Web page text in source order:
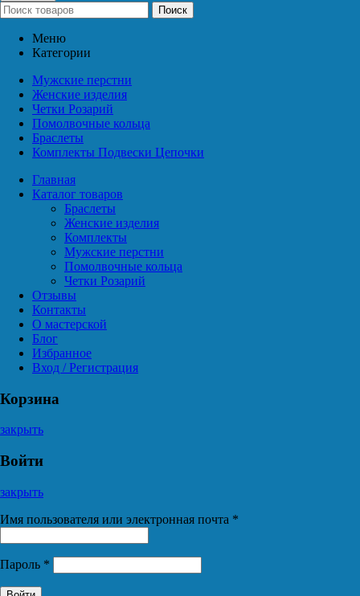
Поиск
Меню
Категории
Мужские перстни
Женские изделия
Четки Розарий
Помолвочные кольца
Браслеты
Комплекты Подвески Цепочки
Главная
Каталог товаров
Браслеты
Женские изделия
Комплекты
Мужские перстни
Помолвочные кольца
Четки Розарий
Отзывы
Контакты
О мастерской
Блог
Избранное
Вход / Регистрация
Корзина
закрыть
Войти
закрыть
Имя пользователя или электронная почта *
Пароль *